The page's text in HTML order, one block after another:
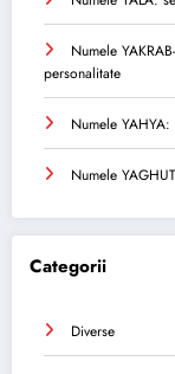
Numele
personalitate
Numele
Numele
Categorii
Diverse